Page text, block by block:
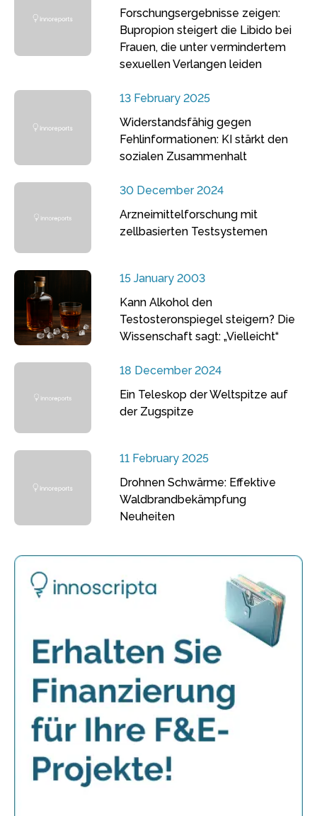
Forschungsergebnisse zeigen:
Bupropion steigert die Libido bei
Frauen, die unter vermindertem
sexuellen Verlangen leiden
13 February 2025
Widerstandsfähig gegen
Fehlinformationen: KI stärkt den
sozialen Zusammenhalt
30 December 2024
Arzneimittelforschung mit
zellbasierten Testsystemen
15 January 2003
Kann Alkohol den
Testosteronspiegel steigern? Die
Wissenschaft sagt: „Vielleicht“
18 December 2024
Ein Teleskop der Weltspitze auf
der Zugspitze
11 February 2025
Drohnen Schwärme: Effektive
Waldbrandbekämpfung
Neuheiten